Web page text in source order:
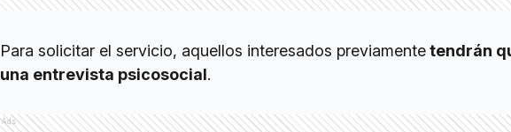
Para solicitar el servicio, aquellos interesados previamentetendrán
una entrevista psicosocial.
Ads